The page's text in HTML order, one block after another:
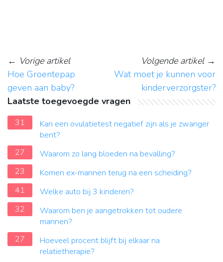
← Vorige artikel
Hoe Groentepap
geven aan baby?
Volgende artikel→
Wat moet je kunnen voor
kinderverzorgster?
Laatste toegevoegde vragen
31
Kan een ovulatietest negatief zijn als je zwanger
bent?
27
Waarom zo lang bloeden na bevalling?
23
Komen ex-mannen terug na een scheiding?
41
Welke auto bij 3 kinderen?
32
Waarom ben je aangetrokken tot oudere
mannen?
27
Hoeveel procent blijft bij elkaar na
relatietherapie?